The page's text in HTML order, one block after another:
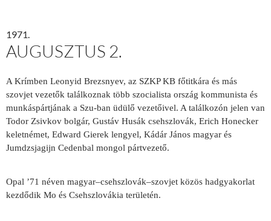
1971.
AUGUSZTUS 2.
A Krímben Leonyid Brezsnyev, az SZKP KB főtitkára és más
szovjet vezetők találkoznak több szocialista ország kommunista és
munkáspártjának a Szu-ban üdülő vezetőivel. A találkozón jelen van
Todor Zsivkov bolgár, Gustáv Husák csehszlovák, Erich Honecker
keletnémet, Edward Gierek lengyel, Kádár János magyar és
Jumdzsjagijn Cedenbal mongol pártvezető.
Opal ’71 néven magyar–csehszlovák–szovjet közös hadgyakorlat
kezdődik Mo és Csehszlovákia területén.